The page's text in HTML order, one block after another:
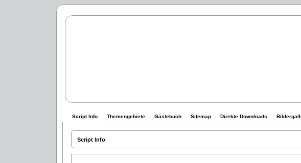
Script Info Themengebiete Gästebuch Sitemap Direkte Downloads
Script Info